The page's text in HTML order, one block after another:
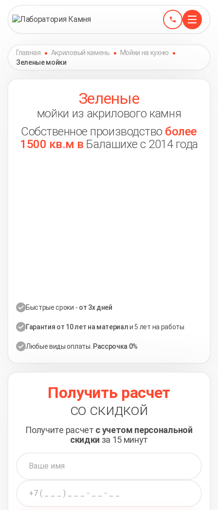
Главная Акриловый камень
Мойки на кухню
Зеленые мойки
Зеленые
мойки из акрилового камня
Собственное производство более
1500 кв.м в Балашихе с 2014 года
Быстрые сроки - от 3х дней
Гарантия от 10 лет на материали 5 лет на работы
Любые виды оплаты. Рассрочка 0%
Получить расчет
со скидкой
Получите расчет с учетом персональной
скидки за 15 минут